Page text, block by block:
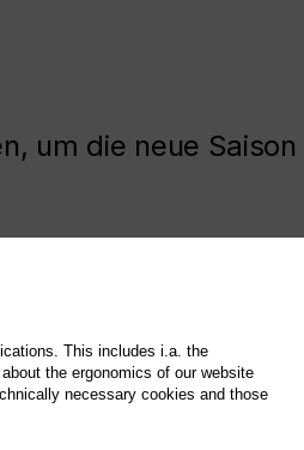
um die neue
This includes i.a. the
the ergonomics of our website
necessary cookies and those